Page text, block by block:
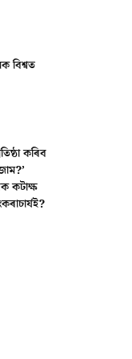
বিশ্বত
কৰিব
কটাক্ষ